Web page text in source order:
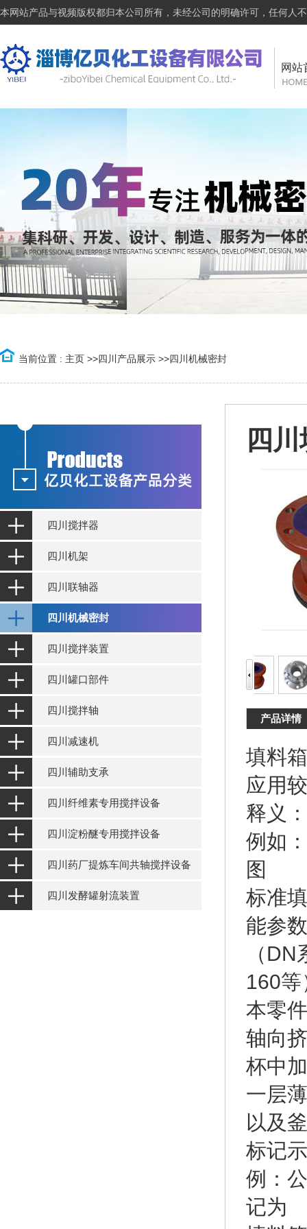
本网站产品与视频版权都归本公司所有，未经公司的明确许可，任何人
网站
当前位置 : 主页 >>四川产品展示 >>四川机械密封
四川搅拌器
四川机架
四川联轴器
四川机械密封
四川搅拌装置
四川罐口部件
四川搅拌轴
四川减速机
四川辅助支承
四川纤维素专用搅拌设备
四川淀粉醚专用搅拌设备
四川药厂提炼车间共轴搅拌设备
四川发酵罐射流装置
四
产品详情
填料
应用
释义：
例如
图
标准
能参
（
160
本零
轴向
杯中
一层
以及
标记
例：
记为